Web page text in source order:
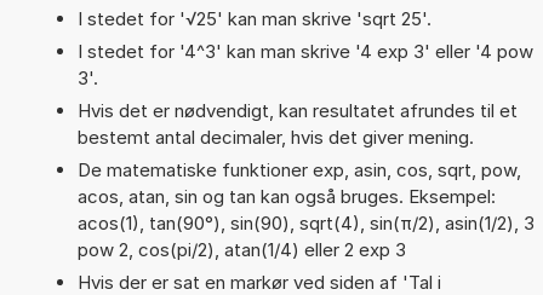
I stedet for '√25' kan man skrive 'sqrt 25'.
I stedet for '4^3' kan man skrive '4 exp 3' eller '4 pow
3'.
Hvis det er nødvendigt, kan resultatet afrundes til et
bestemt antal decimaler, hvis det giver mening.
De matematiske funktioner exp, asin, cos, sqrt, pow,
acos, atan, sin og tan kan også bruges. Eksempel:
acos(1), tan(90°), sin(90), sqrt(4), sin(π/2), asin(1/2), 3
pow 2, cos(pi/2), atan(1/4) eller 2 exp 3
Hvis der er sat en markør ved siden af 'Tal i